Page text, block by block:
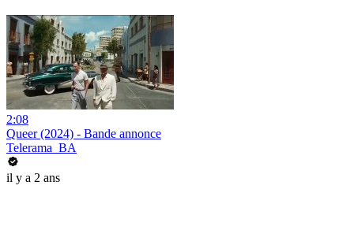
2:08
Queer (2024) - Bande annonce
Telerama_BA
il y a 2 ans